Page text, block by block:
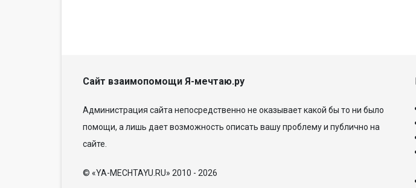
Сайт взаимопомощи Я-мечтаю.ру
Администрация сайта непосредственно не оказывает какой бы то ни было
помощи, а лишь дает возможность описать вашу проблему и публично на
сайте.
© «YA-MECHTAYU.RU» 2010 - 2026